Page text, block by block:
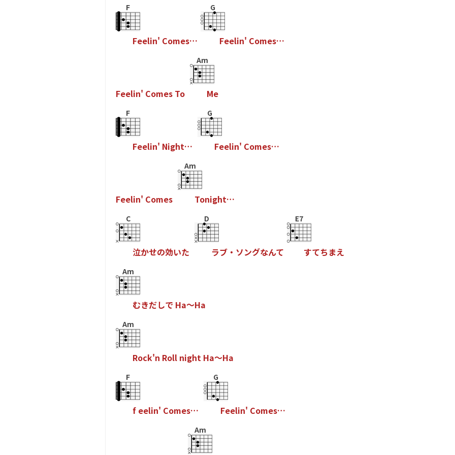
F
Feelin' Comes…
G
Feelin' Comes…
Feelin' Comes To
Am
Me
F
Feelin' Night…
G
Feelin' Comes…
Feelin' Comes
Am
Tonight…
C
泣かせの効いた
D
ラブ ・ ソングなんて
E7
すてちまえ
Am
むきだしで Ha～Ha
Am
Rock'n Roll night Ha～Ha
F
f eelin' Comes…
G
Feelin' Comes…
Am